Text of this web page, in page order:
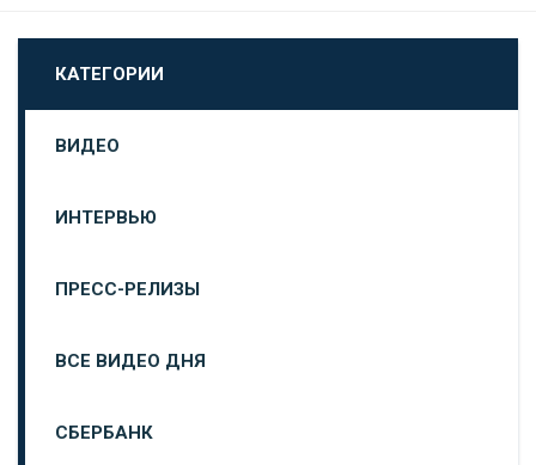
КАТЕГОРИИ
ВИДЕО
ИНТЕРВЬЮ
ПРЕСС-РЕЛИЗЫ
ВСЕ ВИДЕО ДНЯ
СБЕРБАНК